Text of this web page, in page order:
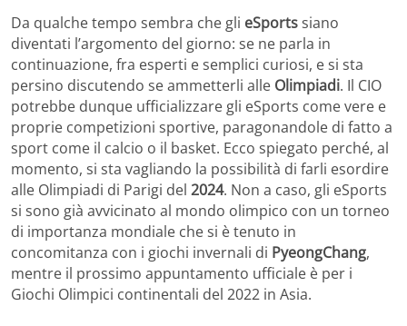
Da qualche tempo sembra che gli eSportssiano
diventati l’argomento del giorno: se ne parla in
continuazione, fra esperti e semplici curiosi, e si sta
persino discutendo se ammetterli alle Olimpiadi. Il CIO
potrebbe dunque ufficializzare gli eSports come vere e
proprie competizioni sportive, paragonandole di fatto a
sport come il calcio o il basket. Ecco spiegato perché, al
momento, si sta vagliando la possibilità di farli esordire
alle Olimpiadi di Parigi del 2024. Non a caso, gli eSports
si sono già avvicinato al mondo olimpico con un torneo
di importanza mondiale che si è tenuto in
concomitanza con i giochi invernali di PyeongChang,
mentre il prossimo appuntamento ufficiale è per i
Giochi Olimpici continentali del 2022 in Asia.